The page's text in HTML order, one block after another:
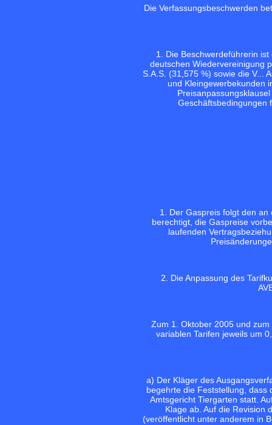
Die Verfassungsbeschwerden
1. Die Beschwerdeführerin
deutschen Wiedervereinigung
S.A.S. (31,575 %) sowie die V...
und Kleingewerbekunden
Geschäftsbedingungen
1. Der Gaspreis folgt den
berechtigt, die Gaspreise
laufenden
2. Die Anpassung des
Zum 1. Oktober 2005 und
variablen Tarifen jeweils um
a) Der Kläger des
begehrte die Feststellung, dass
Amtsgericht Tiergarten statt.
Klage ab. Auf die Revision
(veröffentlicht unter anderem in